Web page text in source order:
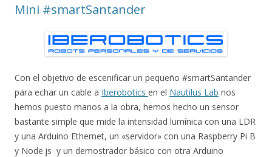
Mini #smartSantander
Con el objetivo de escenificar un pequeño #smartSantander
para echar un cable a Iberobotics en el Nautilus Lab nos
hemos puesto manos a la obra, hemos hecho un sensor
bastante simple que mide la intensidad lumínica con una LDR
y una Arduino Ethernet, un «servidor» con una Raspberry Pi B
y Node.js y un demostrador básico con otra Arduino